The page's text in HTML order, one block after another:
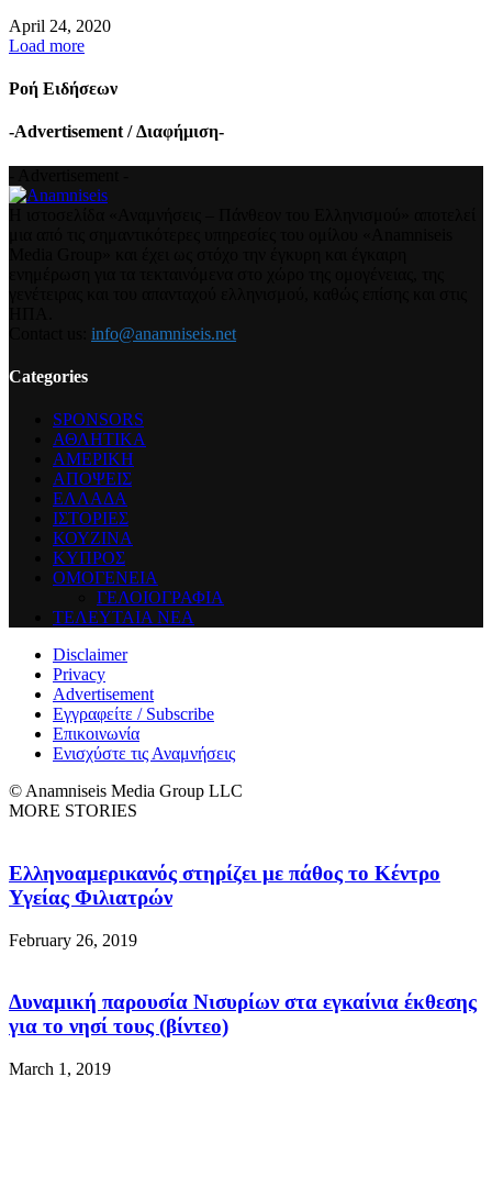
April 24, 2020
Load more
Ροή Ειδήσεων
-Advertisement / Διαφήμιση-
info@anamniseis.net
Categories
SPONSORS
ΑΘΛΗΤΙΚΑ
ΑΜΕΡΙΚΗ
ΑΠΟΨΕΙΣ
ΕΛΛΑΔΑ
ΙΣΤΟΡΙΕΣ
ΚΟΥΖΙΝΑ
ΚΥΠΡΟΣ
ΟΜΟΓΕΝΕΙΑ
ΓΕΛΟΙΟΓΡΑΦΙΑ
ΤΕΛΕΥΤΑΙΑ ΝΕΑ
Disclaimer
Privacy
Advertisement
Εγγραφείτε / Subscribe
Επικοινωνία
Ενισχύστε τις Αναμνήσεις
© Anamniseis Media Group LLC
MORE STORIES
Ελληνοαμερικανός στηρίζει με πάθος το Κέντρο
Υγείας Φιλιατρών
February 26, 2019
Δυναμική παρουσία Νισυρίων στα εγκαίνια έκθεσης
για το νησί τους (βίντεο)
March 1, 2019